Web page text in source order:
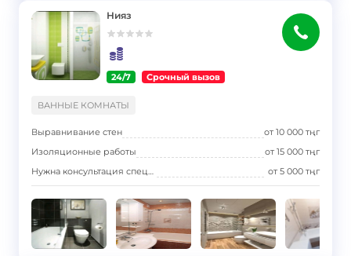
Нияз
24/7 Срочный вызов
ВАННЫЕ КОМНАТЫ
Выравнивание стен от10 000 тңг
Изоляционные работы
от15 000 тңг
Нужна консультация специалиста
от5 000 тңг